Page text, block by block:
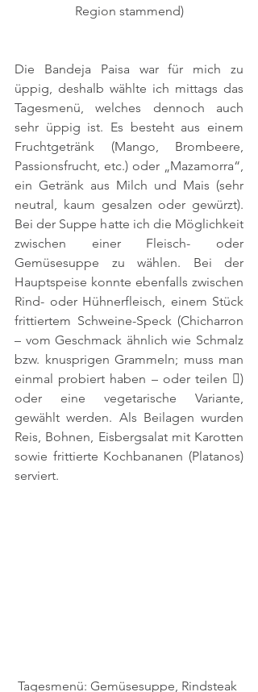
Region stammend)
Die Bandeja Paisa war für mich zu
üppig, deshalb wählte ich mittags das
Tagesmenü, welches dennoch auch
sehr üppig ist. Es besteht aus einem
Fruchtgetränk (Mango, Brombeere,
Passionsfrucht, etc.) oder „Mazamorra“,
ein Getränk aus Milch und Mais (sehr
neutral, kaum gesalzen oder gewürzt).
Bei der Suppe hatte ich die Möglichkeit
zwischen einer Fleisch- oder
Gemüsesuppe zu wählen. Bei der
Hauptspeise konnte ebenfalls zwischen
Rind- oder Hühnerfleisch, einem Stück
frittiertem Schweine-Speck (Chicharron
– vom Geschmack ähnlich wie Schmalz
bzw. knusprigen Grammeln; muss man
einmal probiert haben – oder teilen )
oder eine vegetarische Variante,
gewählt werden. Als Beilagen wurden
Reis, Bohnen, Eisbergsalat mit Karotten
sowie frittierte Kochbananen (Platanos)
serviert.
Tagesmenü: Gemüsesuppe, Rindsteak